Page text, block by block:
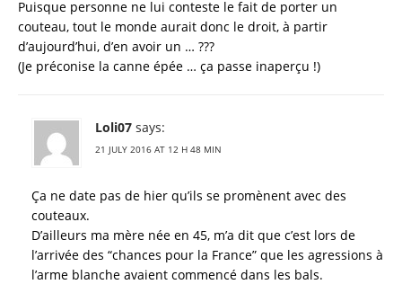
Puisque personne ne lui conteste le fait de porter un
couteau, tout le monde aurait donc le droit, à partir
d’aujourd’hui, d’en avoir un … ???
(Je préconise la canne épée … ça passe inaperçu !)
Loli07 says:
21 JULY 2016 AT 12 H 48 MIN
Ça ne date pas de hier qu’ils se promènent avec des
couteaux.
D’ailleurs ma mère née en 45, m’a dit que c’est lors de
l’arrivée des “chances pour la France” que les agressions à
l’arme blanche avaient commencé dans les bals.